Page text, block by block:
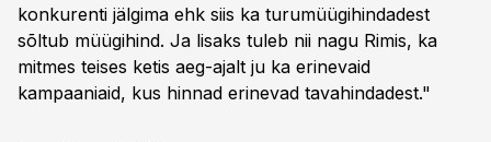
konkurenti jälgima ehk siis ka turumüügihindadest
sõltub müügihind. Ja lisaks tuleb nii nagu Rimis, ka
mitmes teises ketis aeg-ajalt ju ka erinevaid
kampaaniaid, kus hinnad erinevad tavahindadest."